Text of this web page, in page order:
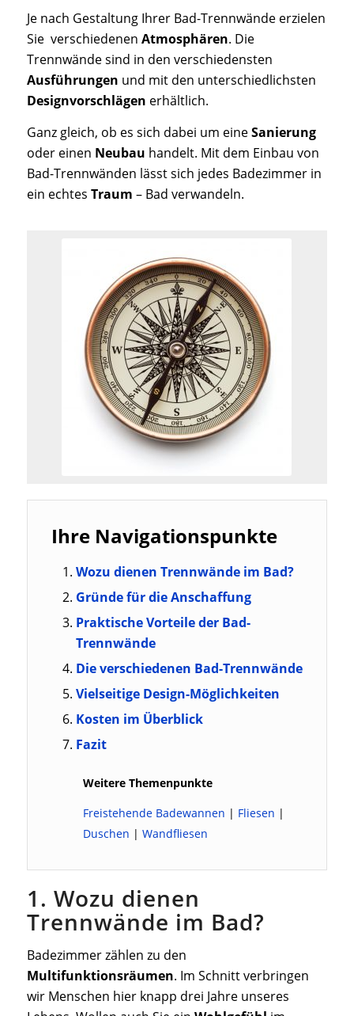
Je nach Gestaltung Ihrer Bad-Trennwände erzielen
Sie verschiedenen Atmosphären. Die
Trennwände sind in den verschiedensten
Ausführungen und mit den unterschiedlichsten
Designvorschlägen erhältlich.
Ganz gleich, ob es sich dabei um eineSanierung
oder einen Neubau handelt. Mit dem Einbau von
Bad-Trennwänden lässt sich jedes Badezimmer in
ein echtes Traum – Bad verwandeln.
Ihre Navigationspunkte
Wozu dienen Trennwände im Bad?
Gründe für die Anschaffung
Praktische Vorteile der Bad-
Trennwände
Die verschiedenen Bad-Trennwände
Vielseitige Design-Möglichkeiten
Kosten im Überblick
Fazit
Weitere Themenpunkte
Freistehende Badewannen | Fliesen |
Duschen | Wandfliesen
1. Wozu dienen
Trennwände im Bad?
Badezimmer zählen zu den
Multifunktionsräumen. Im Schnitt verbringen
wir Menschen hier knapp drei Jahre unseres